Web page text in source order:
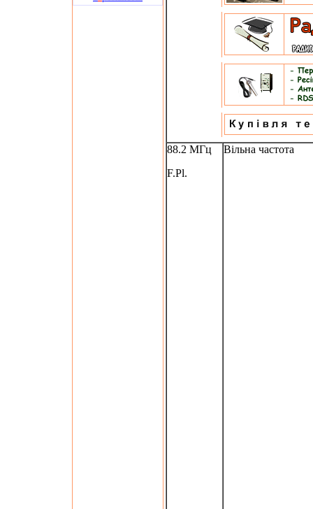
88.2 МГц
F.Pl.
Вільна частота